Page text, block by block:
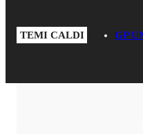
TEMI CALDI GP